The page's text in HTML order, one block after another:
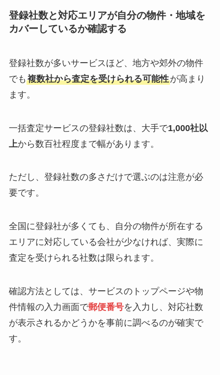
登録社数と対応エリアが自分の物件・地域を
カバーしているか確認する
登録社数が多いサービスほど、地方や郊外の物件
でも 複数社から査定を受けられる可能性が高まり
ます。
一括査定サービスの登録社数は、大手で1,000社以
上から数百社程度まで幅があります。
ただし、登録社数の多さだけで選ぶのは注意が必
要です。
全国に登録社が多くても、自分の物件が所在する
エリアに対応している会社が少なければ、実際に
査定を受けられる社数は限られます。
確認方法としては、サービスのトップページや物
件情報の入力画面で郵便番号を入力し、対応社数
が表示されるかどうかを事前に調べるのが確実で
す。